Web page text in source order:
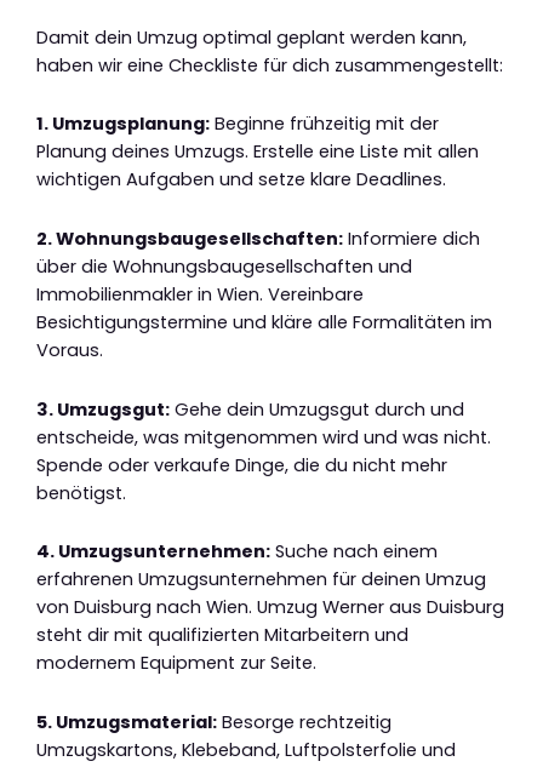
Damit dein Umzug optimal geplant werden kann,
haben wir eine Checkliste für dich zusammengestellt:
1. Umzugsplanung: Beginne frühzeitig mit der
Planung deines Umzugs. Erstelle eine Liste mit allen
wichtigen Aufgaben und setze klare Deadlines.
2. Wohnungsbaugesellschaften: Informiere dich
über die Wohnungsbaugesellschaften und
Immobilienmakler in Wien. Vereinbare
Besichtigungstermine und kläre alle Formalitäten im
Voraus.
3. Umzugsgut: Gehe dein Umzugsgut durch und
entscheide, was mitgenommen wird und was nicht.
Spende oder verkaufe Dinge, die du nicht mehr
benötigst.
4. Umzugsunternehmen: Suche nach einem
erfahrenen Umzugsunternehmen für deinen Umzug
von Duisburg nach Wien. Umzug Werner aus Duisburg
steht dir mit qualifizierten Mitarbeitern und
modernem Equipment zur Seite.
5. Umzugsmaterial: Besorge rechtzeitig
Umzugskartons, Klebeband, Luftpolsterfolie und